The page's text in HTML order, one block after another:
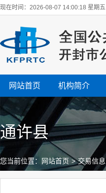
现在时间：2026-08-07 14:00:19 星期五
网站首页 机构简介
通许县
您当前位置： 网站首页 > 交易信息